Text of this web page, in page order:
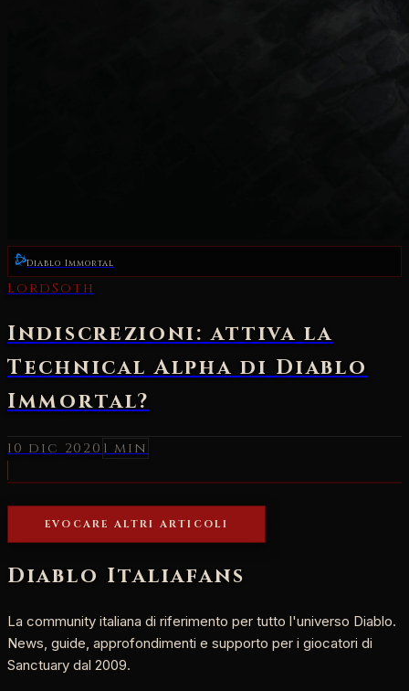
Diablo Immortal
LordSoth
Indiscrezioni: attiva la
Technical Alpha di Diablo
Immortal?
10 dic 2020 1 min
EVOCARE ALTRI ARTICOLI
Diablo Italiafans
La community italiana di riferimento per tutto l'universo Diablo.
News, guide, approfondimenti e supporto per i giocatori di
Sanctuary dal 2009.